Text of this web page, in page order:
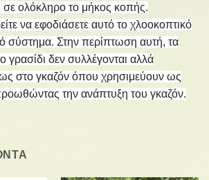
σε ολόκληρο το μήκος κοπής.
να εφοδιάσετε αυτό το χλοοκοπτικό
σύστημα. Στην περίπτωση αυτή, τα
δεν συλλέγονται αλλά
στο γκαζόν όπου χρησιμεύουν ως
την ανάπτυξη του γκαζόν.